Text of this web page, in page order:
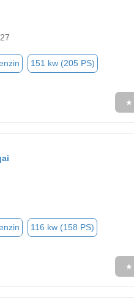
151 kw (205 PS)
★
116 kw (158 PS)
★